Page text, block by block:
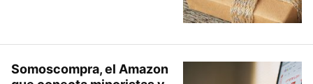
Somoscompra, el Amazon